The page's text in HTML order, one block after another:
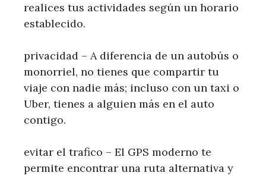
realices tus actividades según un horario
establecido.
privacidad – A diferencia de un autobús o
monorriel, no tienes que compartir tu
viaje con nadie más; incluso con un taxi o
Uber, tienes a alguien más en el auto
contigo.
evitar el trafico – El GPS moderno te
permite encontrar una ruta alternativa y